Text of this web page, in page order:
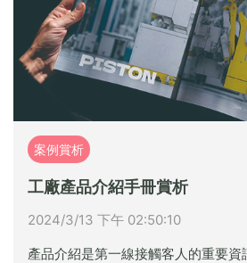
案例賞析
工廠產品介紹手冊賞析
2024/3/13 下午 02:50:10
產品介紹是第一線接觸客人的重要資